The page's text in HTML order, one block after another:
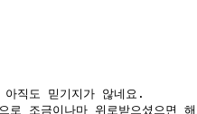
아직도 믿기지가 않네요.
로 조금이나마 위로받으셨으